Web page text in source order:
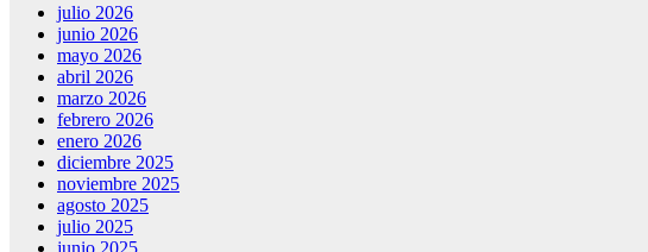
julio 2026
junio 2026
mayo 2026
abril 2026
marzo 2026
febrero 2026
enero 2026
diciembre 2025
noviembre 2025
agosto 2025
julio 2025
junio 2025